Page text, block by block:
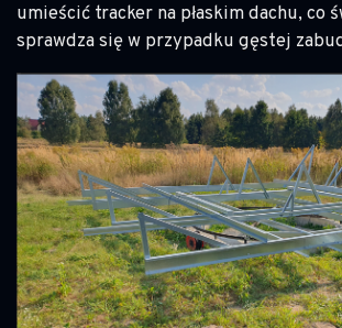
umieścić tracker na płaskim dachu, co
sprawdza się w przypadku gęstej